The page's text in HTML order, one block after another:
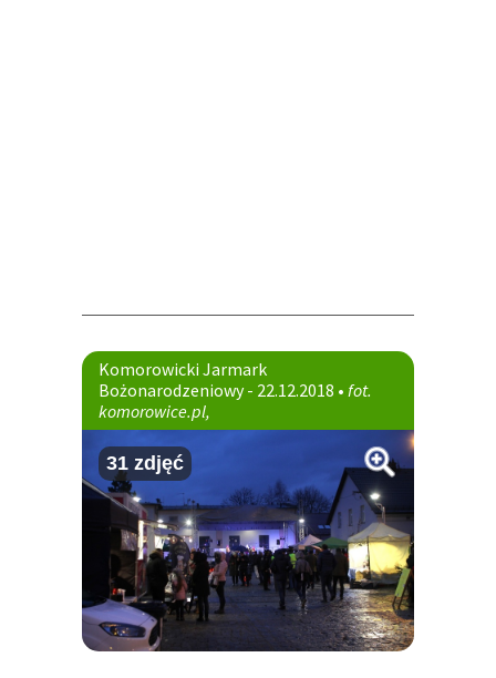
Komorowicki Jarmark
Bożonarodzeniowy - 22.12.2018 • fot.
komorowice.pl,
31 zdjęć